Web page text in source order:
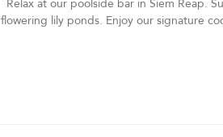
flowering lily ponds. Enjoy our signature